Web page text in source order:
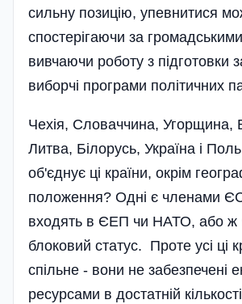
сильну позицію, упевнитися
спостерігаючи за
вивчаючи роботу з підготовки
виборчі програми політичних
Чехія, Словаччина, Угорщина,
Литва, Білорусь, Україна і
об'єднує ці країни, окрім
положення? Одні є членами
входять в ЄЕП чи НАТО, або
блоковий статус. Проте усі ці
спільне - вони не забезпечені
ресурсами в достатній